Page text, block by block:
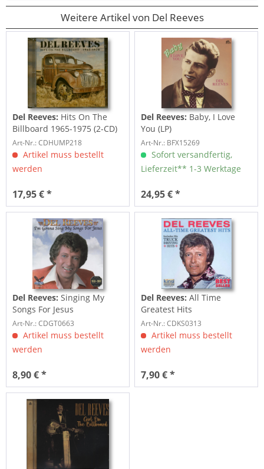
Weitere Artikel von Del Reeves
Del Reeves: Hits On The
Billboard 1965-1975 (2-CD)
Art-Nr.: CDHUMP218
Artikel muss bestellt
werden
17,95 € *
Del Reeves: Baby, I Love
You (LP)
Art-Nr.: BFX15269
Sofort versandfertig,
Lieferzeit** 1-3 Werktage
24,95 € *
Del Reeves:Singing My
Songs For Jesus
Art-Nr.: CDGT0663
Artikel muss bestellt
werden
8,90 € *
Del Reeves:All Time
Greatest Hits
Art-Nr.: CDKS0313
Artikel muss bestellt
werden
7,90 € *